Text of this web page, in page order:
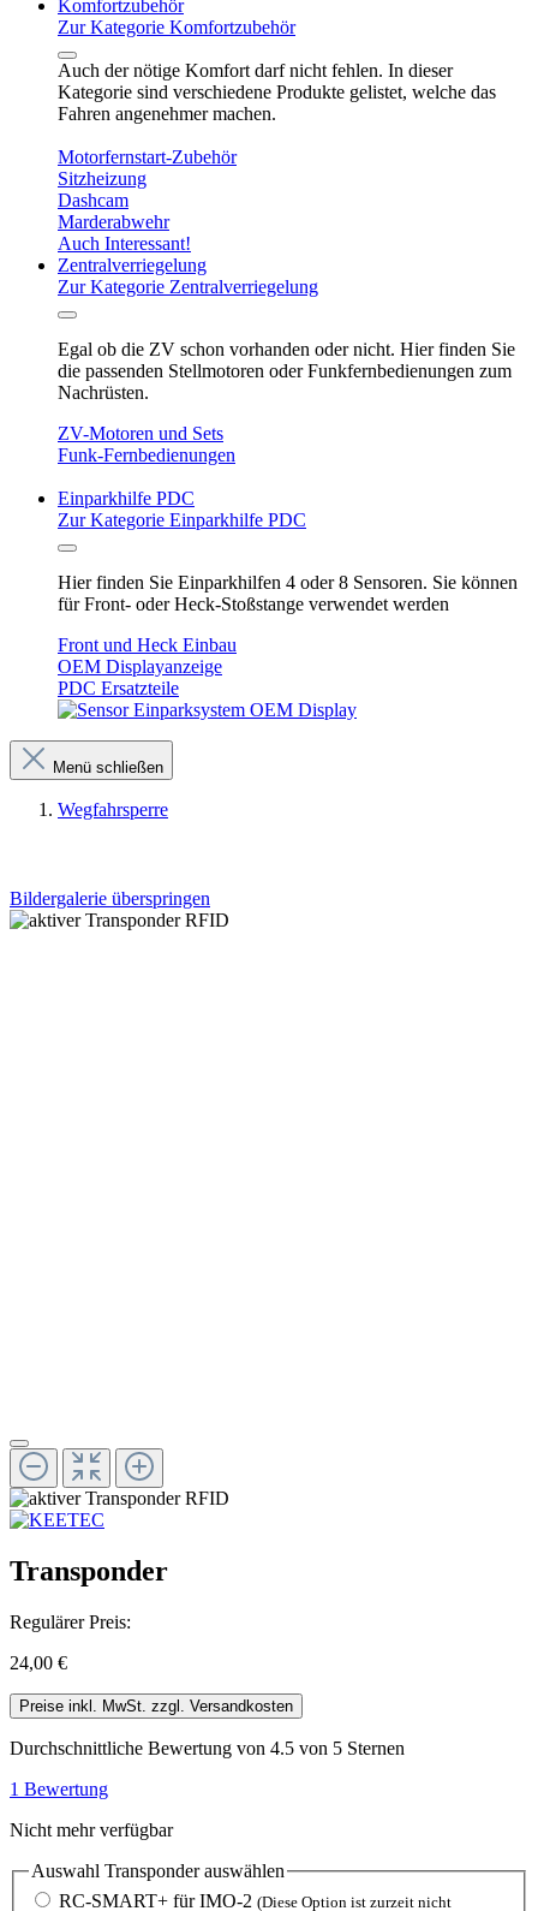
Komfortzubehör
Zur Kategorie Komfortzubehör
Auch der nötige Komfort darf nicht fehlen. In dieser
Kategorie sind verschiedene Produkte gelistet, welche das
Fahren angenehmer machen.
Motorfernstart-Zubehör
Sitzheizung
Dashcam
Marderabwehr
Auch Interessant!
Zentralverriegelung
Zur Kategorie Zentralverriegelung
Egal ob die ZV schon vorhanden oder nicht. Hier finden Sie
die passenden Stellmotoren oder Funkfernbedienungen zum
Nachrüsten.
ZV-Motoren und Sets
Funk-Fernbedienungen
Einparkhilfe PDC
Zur Kategorie Einparkhilfe PDC
Hier finden Sie Einparkhilfen 4 oder 8 Sensoren. Sie können
für Front- oder Heck-Stoßstange verwendet werden
Front und Heck Einbau
OEM Displayanzeige
PDC Ersatzteile
Menü schließen
Wegfahrsperre
Bildergalerie überspringen
Transponder
Regulärer Preis:
24,00 €
Preise inkl. MwSt. zzgl. Versandkosten
Durchschnittliche Bewertung von 4.5 von 5 Sternen
1 Bewertung
Nicht mehr verfügbar
Auswahl Transponderauswählen
RC-SMART+ für IMO-2 (Diese Option ist zurzeit nicht